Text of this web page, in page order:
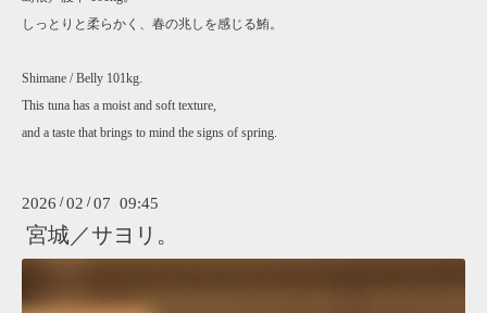
しっとりと柔らかく、春の兆しを感じる鮪。
Shimane / Belly 101kg.
This tuna has a moist and soft texture,
and a taste that brings to mind the signs of spring.
2026 /02 /07 09:45
宮城／サヨリ。